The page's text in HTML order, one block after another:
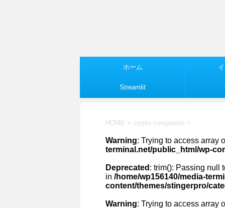
ホーム
Streamlit
HOME > crypto companies >
Warning: Trying to access array
terminal.net/public_html/wp-
Deprecated : trim(): Passing null
in /home/wp156140/media-
content/themes/stingerpro/
Warning: Trying to access array